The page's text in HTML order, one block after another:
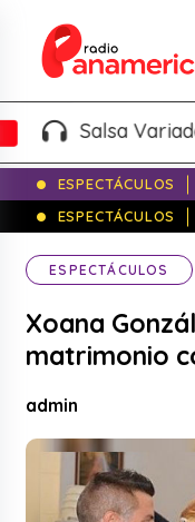
Salsa Variada |
ESPECTÁCULOS
ESPECTÁCULOS
ESPECTÁCULOS
Xoana
matrimonio
admin